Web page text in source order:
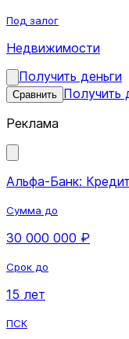
Под залог
Недвижимости
Получить деньги
Сравнить Получить
Реклама
Альфа-Банк: Кредит
Сумма до
30 000 000 ₽
Срок до
15 лет
ПСК